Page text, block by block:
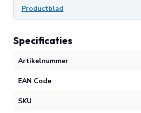
Productblad
Specificaties
Artikelnummer
EAN Code
SKU